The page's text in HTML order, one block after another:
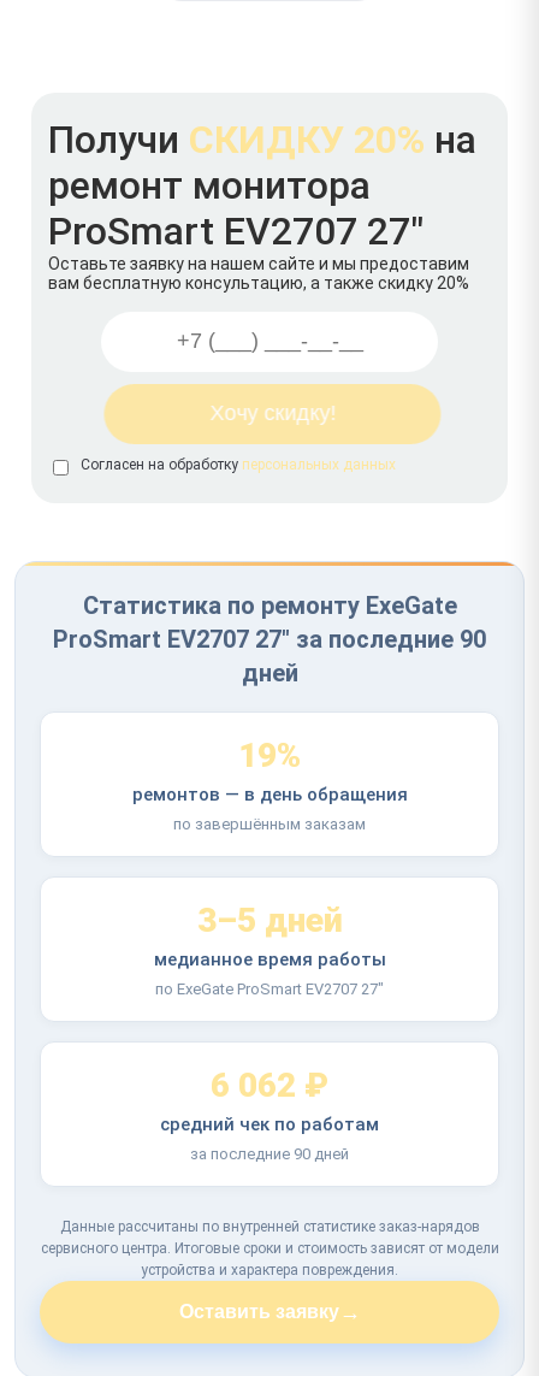
Получи СКИДКУ 20% на
ремонт монитора
ProSmart EV2707 27"
Оставьте заявку на нашем сайте и мы предоставим
вам бесплатную консультацию, а также скидку 20%
Согласен на обработку персональных данных
Статистика по ремонту ExeGate
ProSmart EV2707 27" за последние 90
дней
19%
ремонтов — в день обращения
по завершённым заказам
3–5 дней
медианное время работы
по ExeGate ProSmart EV2707 27"
6 062 ₽
средний чек по работам
за последние 90 дней
Данные рассчитаны по внутренней статистике заказ-нарядов
сервисного центра. Итоговые сроки и стоимость зависят от модели
устройства и характера повреждения.
Оставить заявку→